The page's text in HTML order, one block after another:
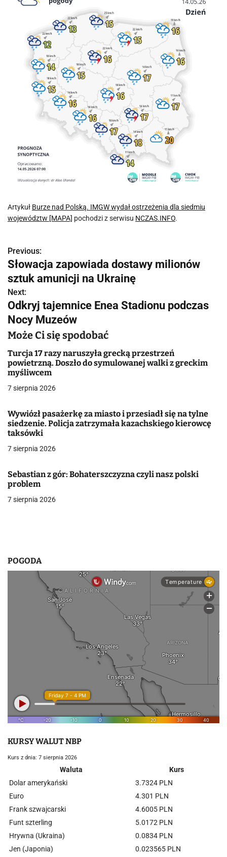
Artykuł Burze nad Polską. IMGW wydał ostrzeżenia dla siedmiu
województw [MAPA] pochodzi z serwisu NCZAS.INFO.
N
a
w
i
g
a
c
j
a
w
p
s
u
Previous:
Słowacja zapowiada dostawy milionów
sztuk amunicji na Ukrainę
Next:
Odkryj tajemnice Enea Stadionu podczas
Nocy Muzeów
Może Ci się spodobać
Turcja 17 razy naruszyła grecką przestrzeń
powietrzną. Doszło do symulowanej walki z greckim
myśliwcem
7 sierpnia 2026
Wywiózł pasażerkę za miasto i przesiadł się na tylne
siedzenie. Policja zatrzymała kazachskiego kierowcę
taksówki
7 sierpnia 2026
Sebastian z gór: Bohaterszczyzna czyli nasz polski
problem
7 sierpnia 2026
POGODA
KURSY WALUT NBP
Kurs z dnia: 7 sierpnia 2026
Waluta
Kurs
Dolar amerykański
3.7324 PLN
Euro
4.301 PLN
Frank szwajcarski
4.6005 PLN
Funt szterling
5.0172 PLN
Hrywna (Ukraina)
0.0834 PLN
Jen (Japonia)
0.023565 PLN